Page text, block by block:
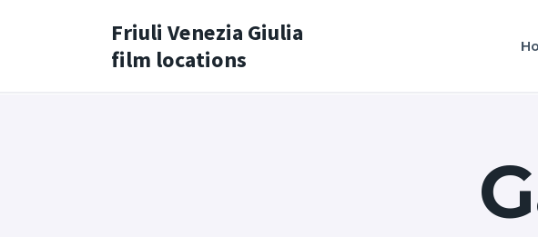
Friuli Venezia Giulia
film locations
Vivi